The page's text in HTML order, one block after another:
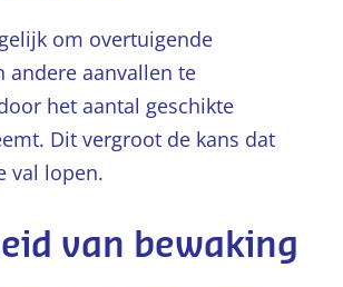
om overtuigende
andere aanvallen te
het aantal geschikte
Dit vergroot de kans dat
val lopen.
van bewaking